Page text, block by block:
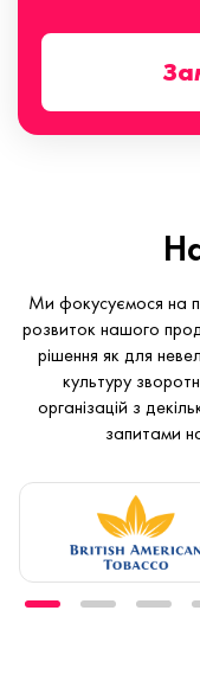
Ми фокусуємося на
розвиток нашого
рішення як для
культуру
організацій з
запитами